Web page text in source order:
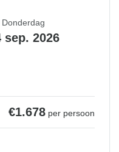
Donderdag
sep. 2026
€1.678 per persoon